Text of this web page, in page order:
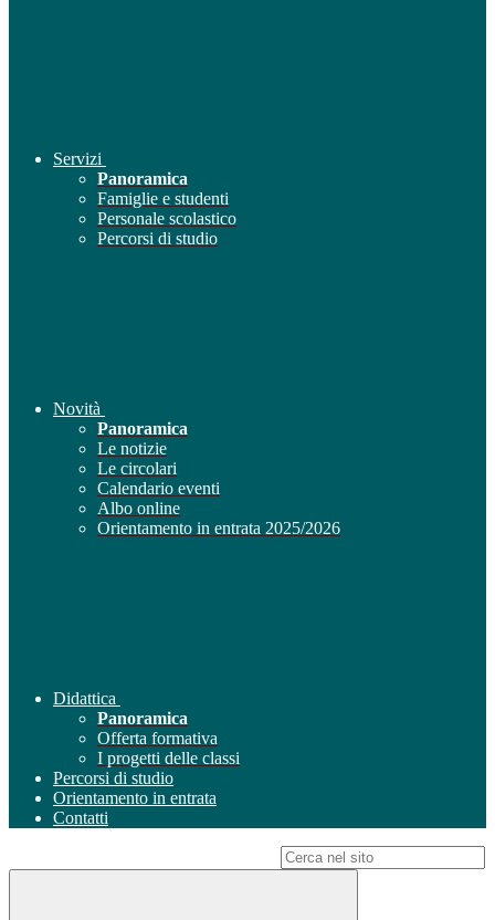
Servizi
Panoramica
Famiglie e studenti
Personale scolastico
Percorsi di studio
Novità
Panoramica
Le notizie
Le circolari
Calendario eventi
Albo online
Orientamento in entrata 2025/2026
Didattica
Panoramica
Offerta formativa
I progetti delle classi
Percorsi di studio
Orientamento in entrata
Contatti